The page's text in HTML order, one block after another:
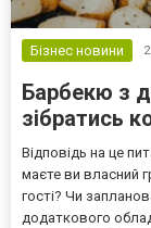
Бізнес новини
Барбекю з
зібратись
Відповідь на це
маєте ви власний
гості? Чи
додаткового